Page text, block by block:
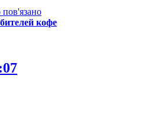
пов'язано
кофе